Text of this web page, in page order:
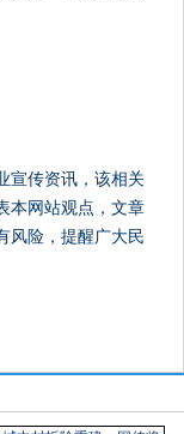
宣传资讯，该相关
本网站观点，文章
风险，提醒广大民